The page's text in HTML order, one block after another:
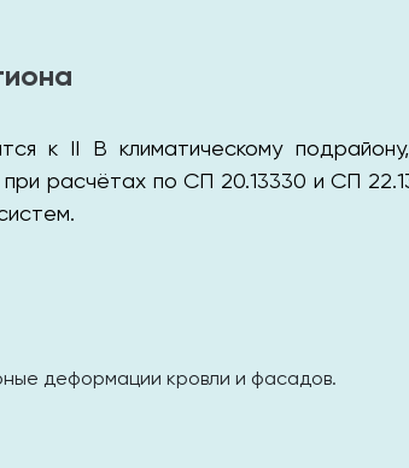
к II В климатическому
расчётах по СП 20.13330 и СП
деформации кровли и фасадов.